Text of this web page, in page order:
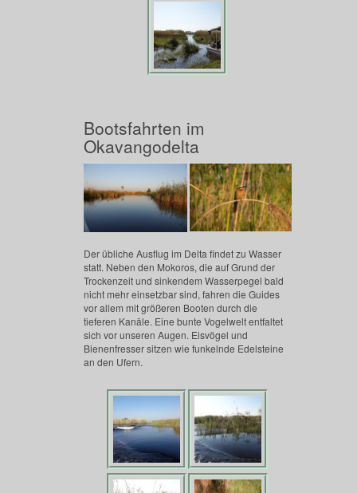
Bootsfahrten im
Okavangodelta
Der übliche Ausflug im Delta findet zu Wasser
statt. Neben den Mokoros, die auf Grund der
Trockenzeit und sinkendem Wasserpegel bald
nicht mehr einsetzbar sind, fahren die Guides
vor allem mit größeren Booten durch die
tieferen Kanäle. Eine bunte Vogelwelt entfaltet
sich vor unseren Augen. Eisvögel und
Bienenfresser sitzen wie funkelnde Edelsteine
an den Ufern.